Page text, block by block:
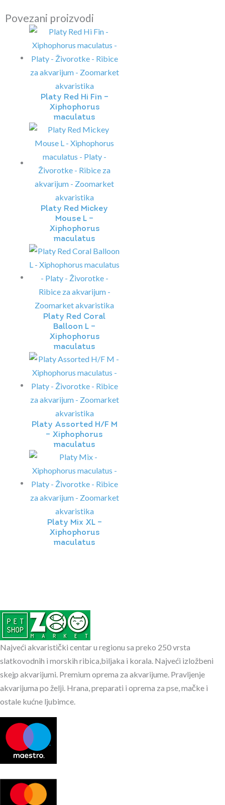
Povezani proizvodi
Platy Red Hi Fin –
Xiphophorus
maculatus
Platy Red Mickey
Mouse L –
Xiphophorus
maculatus
Platy Red Coral
Balloon L –
Xiphophorus
maculatus
Platy Assorted H/F M
– Xiphophorus
maculatus
Platy Mix XL –
Xiphophorus
maculatus
Najveći akvaristički centar u regionu sa preko 250 vrsta
slatkovodnih i morskih ribica,biljaka i korala. Najveći izložbeni
skejp akvarijumi. Premium oprema za akvarijume. Pravljenje
akvarijuma po želji. Hrana, preparati i oprema za pse, mačke i
ostale kućne ljubimce.